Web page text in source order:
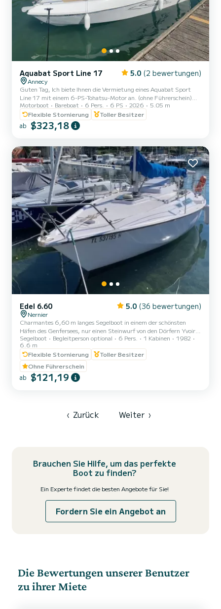
Aquabat Sport Line 17 5.0 (2 bewertungen)
Annecy
Guten Tag, Ich biete Ihnen die Vermietung eines Aquabat Sport
Line 17 mit einem 6-PS-Tohatsu-Motor an. (ohne Führerschein)
Dieser ist ideal, um einen Tag mit Familie oder Freunden zu
verbringen und unseren wunderschönen See zu genießen.
Zugelassen für bis zu 6 Personen, Badeleiter, Bluetooth-Station,
Sonnensegel, abnehmbarer Tisch, Sonnendeck ... Rettungswesten
Norm. Zeitfenster: - Vormittags 9.30 bis 13.30 Uhr oder
nachmitt...
Motorboot Bareboat 6 Pers. 6 PS 2026
5.05 m
Flexible Stornierung
Toller Besitzer
ab $323,18
Edel 6.60 5.0 (36 bewertungen)
Nernier
Charmantes 6,60 m langes Segelboot in einem der schönsten
Häfen des Genfersees, nur einen Steinwurf von den Dörfern Yvoire
und Nernier entfernt, das Platz für 6 Personen für die Navigation
bietet – 5 Personen (2x2 +1) für Übernachtungen.< br Boot
ausgestattet mit einer Koje vorne für 2 Personen, schönem Platz in
der Mitte für Mahlzeiten, der auch in ein Doppelbett und eine Koje
für eine Person umgewandelt werden kann, Navigation bei Das
Segel ist sehr sicher, das Boot ist stabil.
Segelboot Begleitperson optional 6 Pers. 1 Kabinen
1982
6.6 m
Flexible Stornierung
Toller Besitzer
Ohne Führerschein
ab $121,19
‹ Zurück Weiter ›
Brauchen Sie Hilfe, um das perfekte
Boot zu finden?
Ein Experte findet die besten Angebote für Sie!
Fordern Sie ein Angebot an
Die Bewertungen unserer Benutzer
zu ihrer Miete